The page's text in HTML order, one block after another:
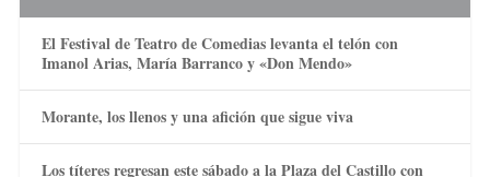
El Festival de Teatro de Comedias levanta el telón con
Imanol Arias, María Barranco y «Don Mendo»
Morante, los llenos y una afición que sigue viva
Los títeres regresan este sábado a la Plaza del Castillo con